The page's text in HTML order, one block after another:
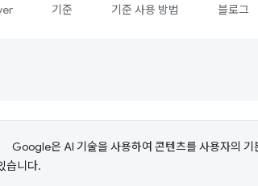
기준 기준 사용 방법 블로그
Google은 AI 기술을 사용하여 콘텐츠를 사용자의 기
습니다.